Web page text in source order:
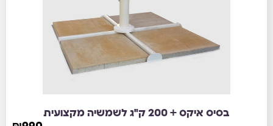
בסיס איקס + 200 ק"ג לשמשיה מקצועית